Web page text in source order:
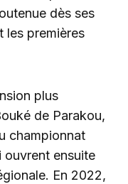
dès ses
les premières
plus
de Parakou,
championnat
ouvrent ensuite
En 2022,